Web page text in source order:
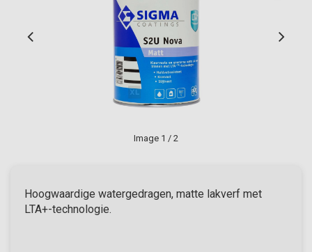
Image 1 / 2
Hoogwaardige watergedragen, matte lakverf met
LTA+-technologie.